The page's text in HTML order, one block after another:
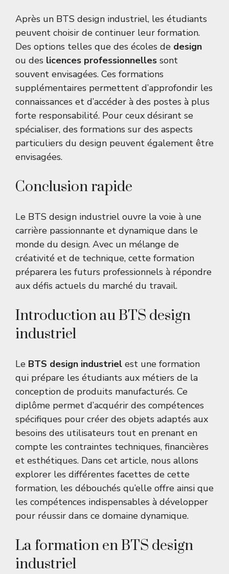
Après un BTS design industriel, les étudiants
peuvent choisir de continuer leur formation.
Des options telles que des écoles de design
ou des licences professionnelles sont
souvent envisagées. Ces formations
supplémentaires permettent d’approfondir les
connaissances et d’accéder à des postes à plus
forte responsabilité. Pour ceux désirant se
spécialiser, des formations sur des aspects
particuliers du design peuvent également être
envisagées.
Conclusion rapide
Le BTS design industriel ouvre la voie à une
carrière passionnante et dynamique dans le
monde du design. Avec un mélange de
créativité et de technique, cette formation
préparera les futurs professionnels à répondre
aux défis actuels du marché du travail.
Introduction au BTS design
industriel
Le BTS design industriel est une formation
qui prépare les étudiants aux métiers de la
conception de produits manufacturés. Ce
diplôme permet d’acquérir des compétences
spécifiques pour créer des objets adaptés aux
besoins des utilisateurs tout en prenant en
compte les contraintes techniques, financières
et esthétiques. Dans cet article, nous allons
explorer les différentes facettes de cette
formation, les débouchés qu’elle offre ainsi que
les compétences indispensables à développer
pour réussir dans ce domaine dynamique.
La formation en BTS design
industriel